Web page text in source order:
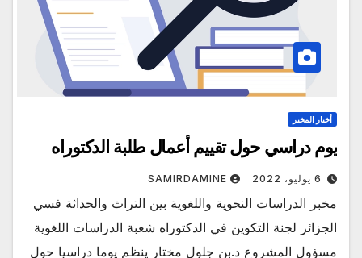
أخبار المخبر
يوم دراسي حول تقييم أعمال طلبة الدكتوراه
6 يوليو، 2022 SAMIRDAMINE
مخبر الدراسات النحوية واللغوية بين التراث والحداثة فسي
الجزائر لجنة التكوين في الدكتوراه شعبة الدراسات اللغوية
مسؤول المشروع د.بن جلول مختار ينظم يوما دراسيا حول